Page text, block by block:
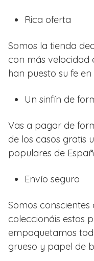
Rica oferta
Somos la tienda
con más velocidad
han puesto su fe en
Un sinfín de
Vas a pagar de
de los casos gratis
populares de
Envío seguro
Somos conscientes
coleccionáis estos
empaquetamos
grueso y papel de